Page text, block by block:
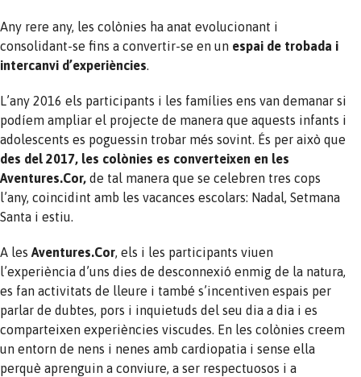
Any rere any, les colònies ha anat evolucionant i
consolidant-se fins a convertir-se en un espai de trobada i
intercanvi d’experiències.
L’any 2016 els participants i les famílies ens van demanar si
podíem ampliar el projecte de manera que aquests infants i
adolescents es poguessin trobar més sovint. És per això que
des del 2017, les colònies es converteixen en les
Aventures.Cor, de tal manera que se celebren tres cops
l’any, coincidint amb les vacances escolars: Nadal, Setmana
Santa i estiu.
A les Aventures.Cor, els i les participants viuen
l’experiència d’uns dies de desconnexió enmig de la natura,
es fan activitats de lleure i també s’incentiven espais per
parlar de dubtes, pors i inquietuds del seu dia a dia i es
comparteixen experiències viscudes. En les colònies creem
un entorn de nens i nenes amb cardiopatia i sense ella
perquè aprenguin a conviure, a ser respectuosos i a